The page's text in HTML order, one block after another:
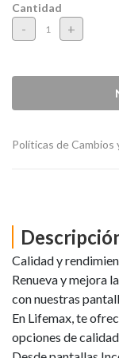
Cantidad
- +
Políticas de Cambios
Calidad y
Renueva y mejora
con nuestras
En Lifemax, te
opciones de